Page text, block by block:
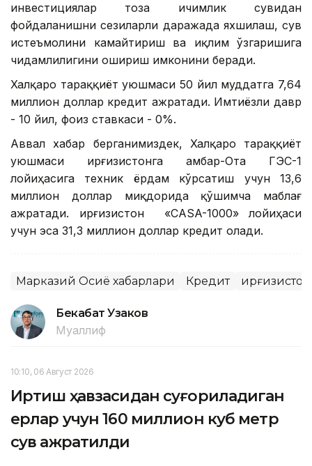
инвестициялар тоза ичимлик сувидан
фойдаланишни сезиларли даражада яхшилаш, сув
истеъмолини камайтириш ва иқлим ўзгаришига
чидамлилигини ошириш имконини беради.
Халқаро тараққиёт уюшмаси 50 йил муддатга 7,64
миллион доллар кредит ажратади. Имтиёзли давр
- 10 йил, фоиз ставкаси - 0%.
Аввал хабар берганимиздек, Халқаро тараққиёт
уюшмаси Қирғизистонга Қамбар-Ота ГЭС-1
лойиҳасига техник ёрдам кўрсатиш учун 13,6
миллион доллар миқдорида қўшимча маблағ
ажратади. Қирғизистон «CASA-1000» лойиҳаси
учун эса 31,3 миллион доллар кредит олади.
Марказий Осиё хабарлари Кредит Қирғизистон
Бекабат Узаков
Муаллиф
10:10, 06 Август 2026
Иртиш ҳавзасидан суғориладиган
ерлар учун 160 миллион куб метр
сув ажратилди